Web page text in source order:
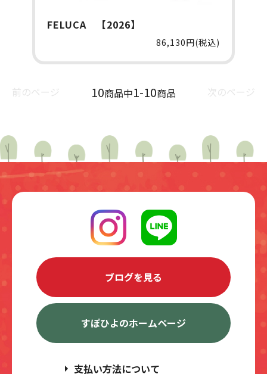
FELUCA 【2026】
86,130円(税込)
前のページ 10商品中1-10商品 次のページ
ブログを見る
すぽひよのホームページ
支払い方法について